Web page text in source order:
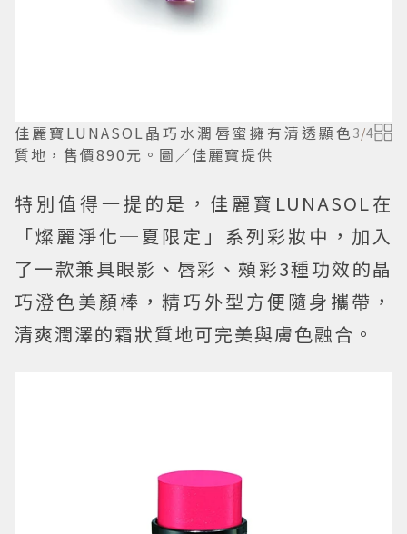
佳麗寶LUNASOL晶巧水潤唇蜜擁有清透顯色
質地，售價890元。圖／佳麗寶提供
3/4
特別值得一提的是，佳麗寶LUNASOL在
「燦麗淨化─夏限定」系列彩妝中，加入
了一款兼具眼影、唇彩、頰彩3種功效的晶
巧澄色美顏棒，精巧外型方便隨身攜帶，
清爽潤澤的霜狀質地可完美與膚色融合。